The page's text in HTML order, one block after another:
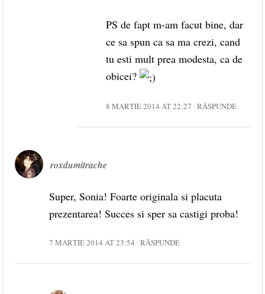
PS de fapt m-am facut bine, dar
ce sa spun ca sa ma crezi, cand
tu esti mult prea modesta, ca de
obicei?
8 MARTIE 2014 AT 22:27 RĂSPUNDE
roxdumitrache
Super, Sonia! Foarte originala si placuta
prezentarea! Succes si sper sa castigi proba!
7 MARTIE 2014 AT 23:54 RĂSPUNDE